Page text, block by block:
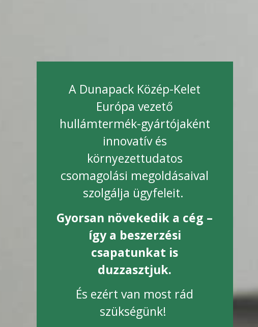
A Dunapack Közép-Kelet
Európa vezető
hullámtermék-gyártójaként
innovatív és
környezettudatos
csomagolási megoldásaival
szolgálja ügyfeleit.
Gyorsan növekedik a cég –
így a beszerzési
csapatunkat is
duzzasztjuk.
És ezért van most rád
szükségünk!